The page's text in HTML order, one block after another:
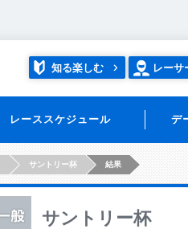
知る楽しむ レーサ
レーススケジュール デ
サントリー杯 結果
サントリー杯